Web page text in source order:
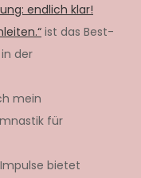
endlich klar!
ist das Best-
der
mein
für
bietet